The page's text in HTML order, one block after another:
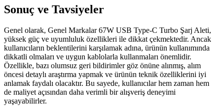
Sonuç ve Tavsiyeler
Genel olarak, Genel Markalar 67W USB Type-C Turbo Şarj Aleti,
yüksek güç ve uyumluluk özellikleri ile dikkat çekmektedir. Ancak
kullanıcıların beklentilerini karşılamak adına, ürünün kullanımında
dikkatli olmaları ve uygun kablolarla kullanmaları önemlidir.
Özellikle, bazı olumsuz geri bildirimler göz önüne alınmış, alım
öncesi detaylı araştırma yapmak ve ürünün teknik özelliklerini iyi
anlamak faydalı olacaktır. Bu sayede, kullanıcılar hem zaman hem
de maliyet açısından daha verimli bir alışveriş deneyimi
yaşayabilirler.